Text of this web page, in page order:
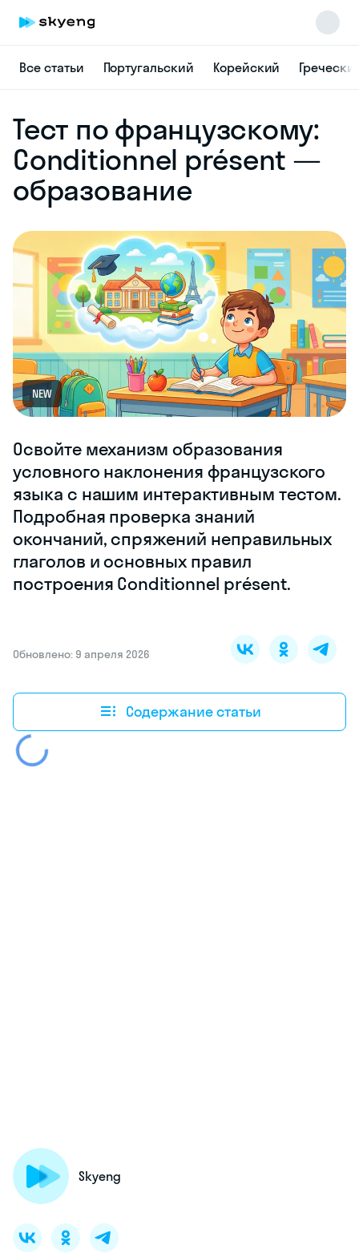
Все статьи Португальский Корейский
Тест по французскому:
Conditionnel présent —
образование
NEW
Освойте механизм образования
условного наклонения французского
языка с нашим интерактивным тестом.
Подробная проверка знаний
окончаний, спряжений неправильных
глаголов и основных правил
построения Conditionnel présent.
Обновлено: 9 апреля 2026
Содержание статьи
Skyeng
online